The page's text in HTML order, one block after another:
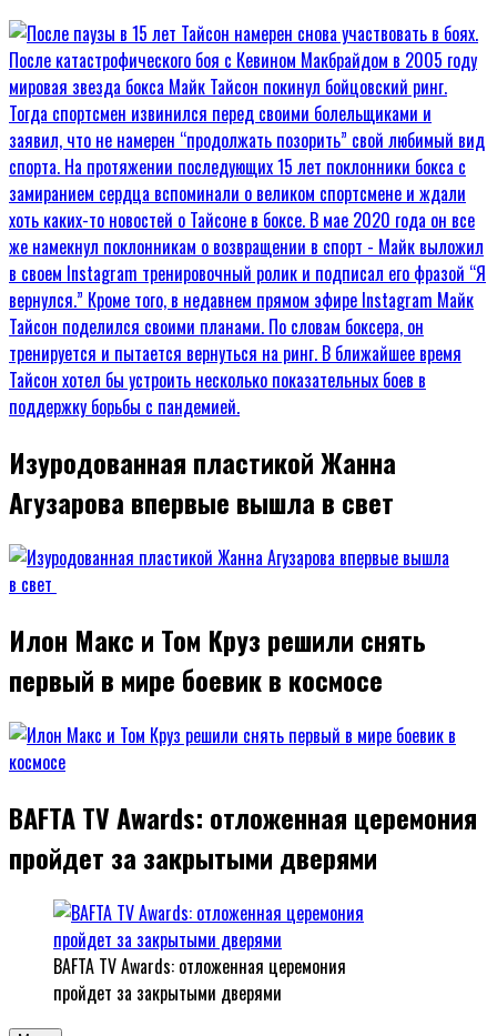
Изуродованная пластикой Жанна
Агузарова впервые вышла в свет
Илон Макс и Том Круз решили снять
первый в мире боевик в космосе
BAFTA TV Awards: отложенная церемония
пройдет за закрытыми дверями
BAFTA TV Awards: отложенная церемония
пройдет за закрытыми дверями